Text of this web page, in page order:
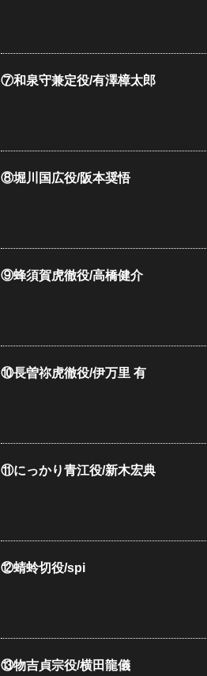
⑦和泉守兼定役/有澤樟太郎
⑧堀川国広役/阪本奨悟
⑨蜂須賀虎徹役/高橋健介
⑩長曽祢虎徹役/伊万里 有
⑪にっかり青江役/新木宏典
⑫蜻蛉切役/spi
⑬物吉貞宗役/横田龍儀